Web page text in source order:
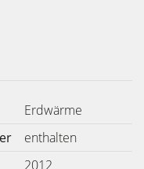
Erdwärme
enthalten
2012